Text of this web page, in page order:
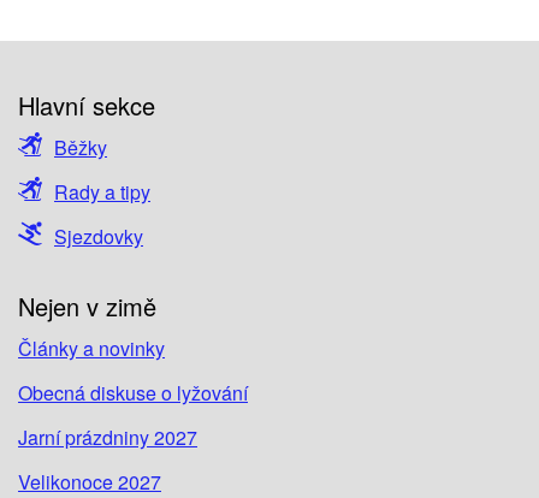
Hlavní sekce
Běžky
Rady a tipy
Sjezdovky
Nejen v zimě
Články a novinky
Obecná diskuse o lyžování
Jarní prázdniny 2027
Velikonoce 2027